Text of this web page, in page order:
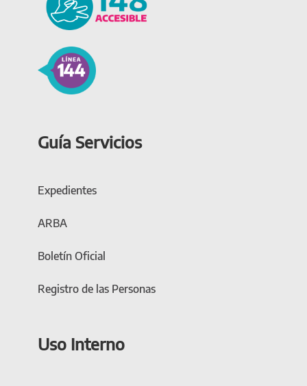
Guía Servicios
Expedientes
ARBA
Boletín Oficial
Registro de las Personas
Uso Interno